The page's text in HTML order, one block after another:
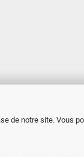
de notre site. Vous